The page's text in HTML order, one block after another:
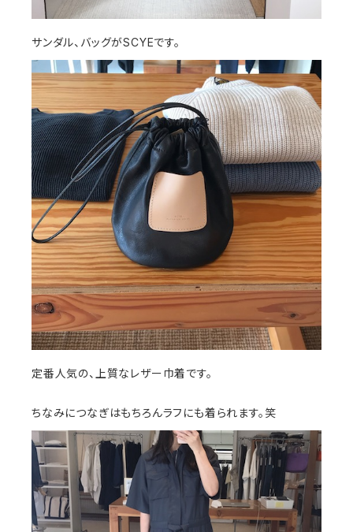
サンダル、バッグがSCYEです。
定番人気の、上質なレザー巾着です。
ちなみにつなぎはもちろんラフにも着られます。笑